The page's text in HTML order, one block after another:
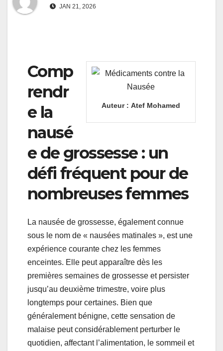
JAN 21, 2026
Auteur : Atef Mohamed
Comp
rendr
e la
nausé
e de grossesse : un
défi fréquent pour de
nombreuses femmes
La nausée de grossesse, également connue
sous le nom de « nausées matinales », est une
expérience courante chez les femmes
enceintes. Elle peut apparaître dès les
premières semaines de grossesse et persister
jusqu’au deuxième trimestre, voire plus
longtemps pour certaines. Bien que
généralement bénigne, cette sensation de
malaise peut considérablement perturber le
quotidien, affectant l’alimentation, le sommeil et